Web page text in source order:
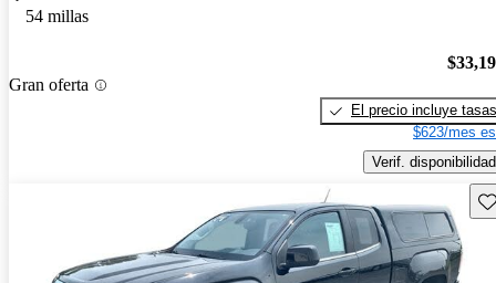
54 millas
Gran oferta
El precio incluye tasas
$623/mes
Verif. disponibilidad